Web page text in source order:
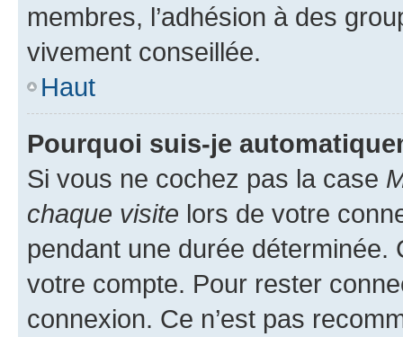
membres, l’adhésion à des
vivement conseillée.
Haut
Pourquoi suis-je
Si vous ne cochez pas la case
chaque visite lors de votre
pendant une durée déterminée.
votre compte. Pour rester
connexion. Ce n’est pas